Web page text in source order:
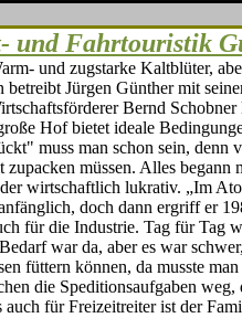
und Fahrtouristik
und zugstarke Kaltblüter,
betreibt Jürgen Günther mit
Bernd
Hof bietet ideale
muss man schon sein,
zupacken müssen. Alles
wirtschaftlich lukrativ. „Im
doch dann ergriff er
für die Industrie. Tag für Tag
war da, aber es war
füttern können, da musste
die Speditionsaufgaben
für Freizeitreiter ist der